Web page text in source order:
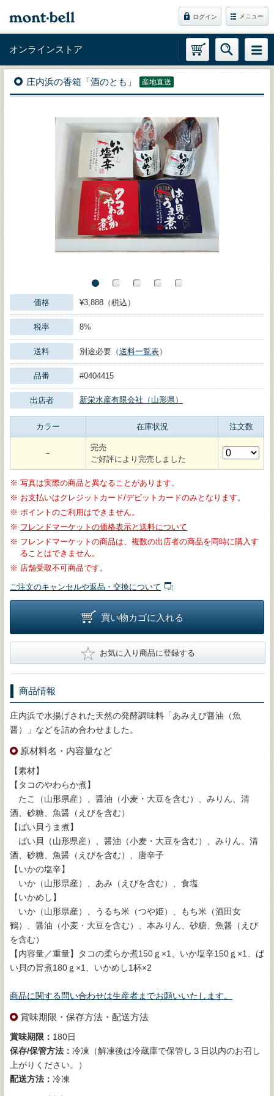
ログイン メニュー
オンラインストア
庄内浜の香箱「酒のとも」 産地直送
価格 ¥3,888（税込）
税率 8%
送料 別途必要（送料一覧表）
品番 #0404415
出店者 新栄水産有限会社（山形県）
カラー 在庫状況 注文数
－
完売
ご好評により完売しました
※ 写真は実際の商品と異なることがあります。
※ お支払いはクレジットカード/デビットカードのみとなります。
※ ポイントのご利用はできません。
※ フレンドマーケットの価格表示と送料について
※ フレンドマーケットの商品は、複数の出店者の商品を同時に購入す
ることはできません。
※ 店舗受取不可商品です。
ご注文のキャンセルや返品・交換について
買い物カゴに入れる
★ お気に入り商品に登録する
商品情報
庄内浜で水揚げされた天然の発酵調味料「あみえび醤油（魚
醤）」などを詰め合わせました。
原材料名・内容量など
【素材】
【タコのやわらか煮】
たこ（山形県産）、醤油（小麦・大豆を含む）、みりん、清
酒、砂糖、魚醤（えびを含む）
【ばい貝うま煮】
ばい貝（山形県産）、醤油（小麦・大豆を含む）、みりん、清
酒、砂糖、魚醤（えびを含む）、唐辛子
【いかの塩辛】
いか（山形県産）、あみ（えびを含む）、食塩
【いかめし】
いか（山形県産）、うるち米（つや姫）、もち米（酒田女
鶴）、醤油（小麦・大豆を含む）、本みりん、砂糖、魚醤（えび
を含む）
【内容量／重量】タコの柔らか煮150ｇ×1、いか塩辛150ｇ×1、ば
い貝の旨煮180ｇ×1、いかめし1杯×2
商品に関する問い合わせは生産者までお願いいたします。
賞味期限・保存方法・配送方法
賞味期限： 180日
保存/保管方法： 冷凍（解凍後は冷蔵庫で保管し３日以内のお召し
上がりください。）
配送方法： 冷凍